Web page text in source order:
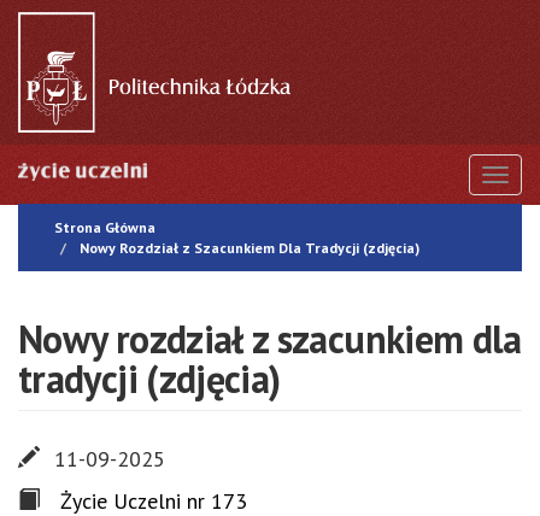
Przejdź
treści
Strona Główna
Nowy Rozdział z Szacunkiem Dla Tradycji (zdjęcia)
Nowy rozdział z szacunkiem dla
tradycji (zdjęcia)
11-09-2025
Życie Uczelni nr 173